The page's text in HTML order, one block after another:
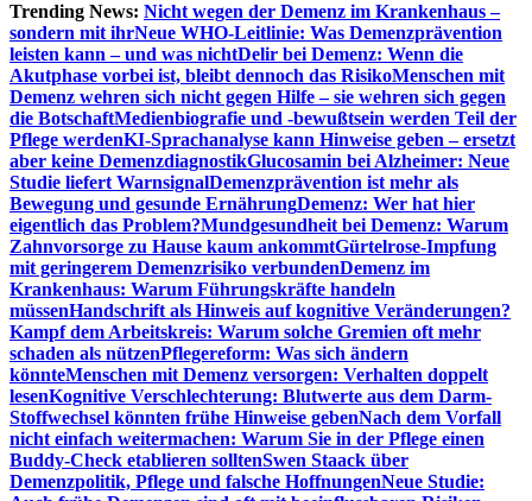
Trending News: Nicht wegen der Demenz im Krankenhaus –
sondern mit ihrNeue WHO-Leitlinie: Was Demenzprävention
leisten kann – und was nichtDelir bei Demenz: Wenn die
Akutphase vorbei ist, bleibt dennoch das RisikoMenschen mit
Demenz wehren sich nicht gegen Hilfe – sie wehren sich gegen
die BotschaftMedienbiografie und -bewußtsein werden Teil der
Pflege werdenKI-Sprachanalyse kann Hinweise geben – ersetzt
aber keine DemenzdiagnostikGlucosamin bei Alzheimer: Neue
Studie liefert WarnsignalDemenzprävention ist mehr als
Bewegung und gesunde ErnährungDemenz: Wer hat hier
eigentlich das Problem?Mundgesundheit bei Demenz: Warum
Zahnvorsorge zu Hause kaum ankommtGürtelrose-Impfung
mit geringerem Demenzrisiko verbundenDemenz im
Krankenhaus: Warum Führungskräfte handeln
müssenHandschrift als Hinweis auf kognitive Veränderungen?
Kampf dem Arbeitskreis: Warum solche Gremien oft mehr
schaden als nützenPflegereform: Was sich ändern
könnteMenschen mit Demenz versorgen: Verhalten doppelt
lesenKognitive Verschlechterung: Blutwerte aus dem Darm-
Stoffwechsel könnten frühe Hinweise gebenNach dem Vorfall
nicht einfach weitermachen: Warum Sie in der Pflege einen
Buddy-Check etablieren solltenSwen Staack über
Demenzpolitik, Pflege und falsche HoffnungenNeue Studie: